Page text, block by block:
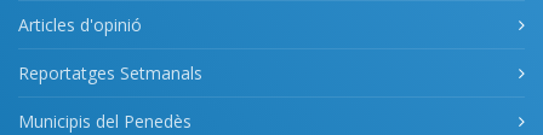
Articles d'opinió
Reportatges Setmanals
Municipis del Penedès